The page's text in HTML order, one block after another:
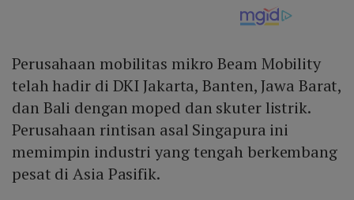
Perusahaan mobilitas mikro Beam Mobility
telah hadir di DKI Jakarta, Banten, Jawa Barat,
dan Bali dengan moped dan skuter listrik.
Perusahaan rintisan asal Singapura ini
memimpin industri yang tengah berkembang
pesat di Asia Pasifik.